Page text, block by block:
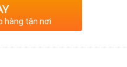
hàng tận nơi